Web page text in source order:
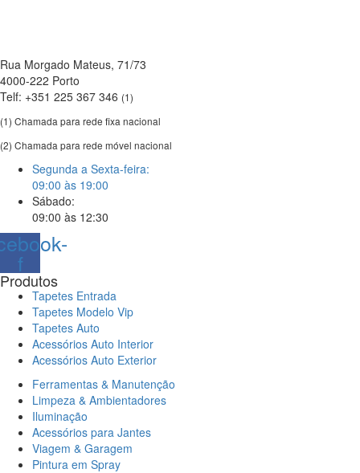
Rua Morgado Mateus, 71/73
4000-222 Porto
Telf: +351 225 367 346 (1)
(1) Chamada para rede fixa nacional
(2) Chamada para rede móvel nacional
Segunda a Sexta-feira:
09:00 às 19:00
Sábado:
09:00 às 12:30
f
Produtos
Tapetes Entrada
Tapetes Modelo Vip
Tapetes Auto
Acessórios Auto Interior
Acessórios Auto Exterior
Ferramentas & Manutenção
Limpeza & Ambientadores
Iluminação
Acessórios para Jantes
Viagem & Garagem
Pintura em Spray